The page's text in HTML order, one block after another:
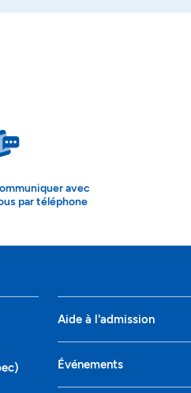
avec
par téléphone
Aide à l'admission
Événements